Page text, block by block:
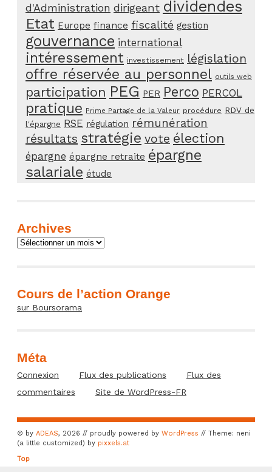
d'Administration dirigeant dividendes
Etat Europe finance fiscalité gestion
gouvernance international
intéressement investissement législation
offre réservée au personnel outils web
participation PEG PER Perco PERCOL
pratique Prime Partage de la Valeur procédure RDV de
l'épargne RSE régulation rémunération
résultats stratégie vote élection
épargne épargne retraite épargne
salariale étude
Archives
Archives
Cours de l’action Orange
sur Boursorama
Méta
Connexion Flux des publications
Flux des
commentaires
Site de WordPress-FR
© by ADEAS, 2026 // proudly powered by WordPress // Theme: neni
(a little customized) by pixxels.at
Top